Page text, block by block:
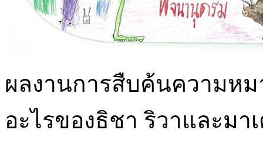
ผลงานการสืบค้นความหม
อะไรของธิชา ริวาและมา